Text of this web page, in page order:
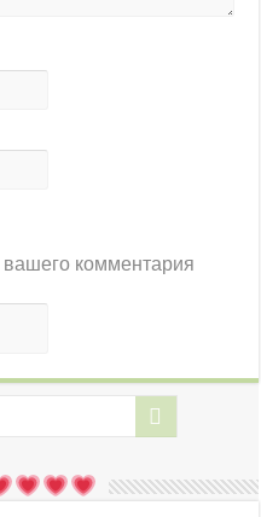
комментария